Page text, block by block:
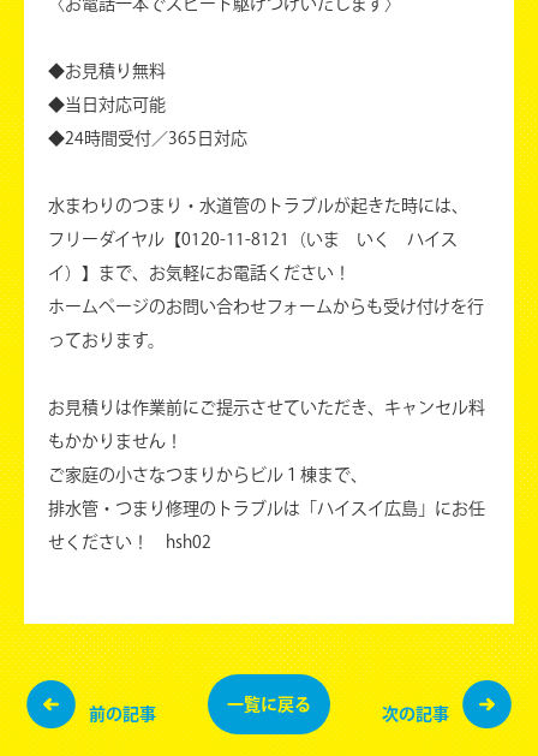
〈お電話一本でスピード駆けつけいたします〉
◆お見積り無料
◆当日対応可能
◆24時間受付／365日対応
水まわりのつまり・水道管のトラブルが起きた時には、
フリーダイヤル【0120-11-8121（いま いく ハイス
イ）】まで、お気軽にお電話ください！
ホームページのお問い合わせフォームからも受け付けを行
っております。
お見積りは作業前にご提示させていただき、キャンセル料
もかかりません！
ご家庭の小さなつまりからビル１棟まで、
排水管・つまり修理のトラブルは「ハイスイ広島」にお任
せください！ hsh02
前の記事
一覧に戻る
次の記事